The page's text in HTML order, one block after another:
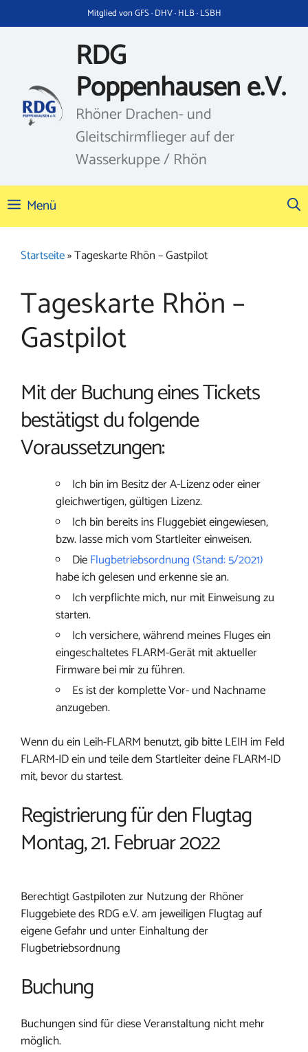
Inhalt
Mitglied von GFS · DHV · HLB · LSBH
RDG
Poppenhausen e.V.
Rhöner Drachen- und
Gleitschirmflieger auf der
Wasserkuppe / Rhön
Menü
Startseite»Tageskarte Rhön – Gastpilot
Tageskarte Rhön –
Gastpilot
Mit der Buchung eines Tickets
bestätigst du folgende
Voraussetzungen:
Ich bin im Besitz der A-Lizenz oder einer
gleichwertigen, gültigen Lizenz.
Ich bin bereits ins Fluggebiet eingewiesen,
bzw. lasse mich vom Startleiter einweisen.
DieFlugbetriebsordnung (Stand: 5/2021)
habe ich gelesen und erkenne sie an.
Ich verpflichte mich, nur mit Einweisung zu
starten.
Ich versichere, während meines Fluges ein
eingeschaltetes FLARM-Gerät mit aktueller
Firmware bei mir zu führen.
Es ist der komplette Vor- und Nachname
anzugeben.
Wenn du ein Leih-FLARM benutzt, gib bitte LEIH im Feld
FLARM-ID ein und teile dem Startleiter deine FLARM-ID
mit, bevor du startest.
Registrierung für den Flugtag
Montag, 21. Februar 2022
Berechtigt Gastpiloten zur Nutzung der Rhöner
Fluggebiete des RDG e.V. am jeweiligen Flugtag auf
eigene Gefahr und unter Einhaltung der
Flugbetriebsordnung
Buchung
Buchungen sind für diese Veranstaltung nicht mehr
möglich.